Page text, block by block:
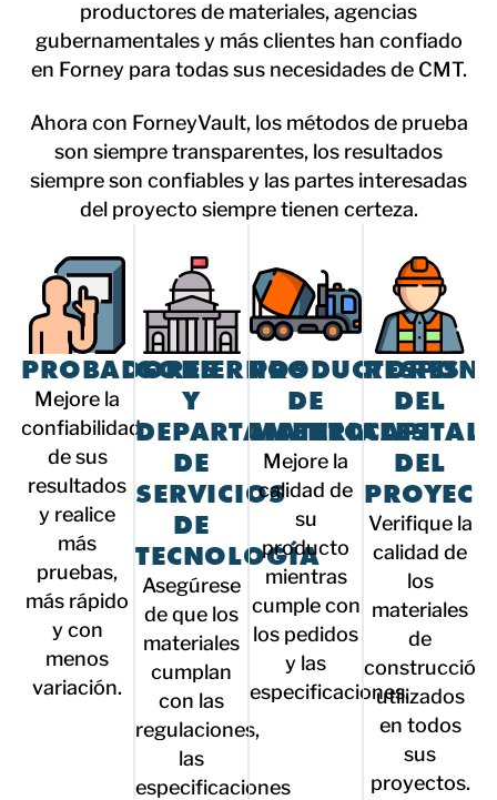
productores de materiales, agencias
gubernamentales y más clientes han confiado
en Forney para todas sus necesidades de CMT.
Ahora con ForneyVault, los métodos de prueba
son siempre transparentes, los resultados
siempre son confiables y las partes interesadas
del proyecto siempre tienen certeza.
PROBADORES
Mejore la
confiabilidad
de sus
resultados
y realice
más
pruebas,
más rápido
y con
menos
variación.
GOBIERNOS
Y
DEPARTAMENTO
DE
SERVICIOS
DE
TECNOLOGÍA
Asegúrese
de que los
materiales
cumplan
con las
regulaciones,
las
especificaciones
PRODUCTORES
DE
MATERIALES
Mejore la
calidad de
su
producto
mientras
cumple con
los pedidos
y las
especificaciones.
DEL
CAPITAL
DEL
Verifique la
calidad de
los
materiales
de
construcción
utilizados
en todos
sus
proyectos.